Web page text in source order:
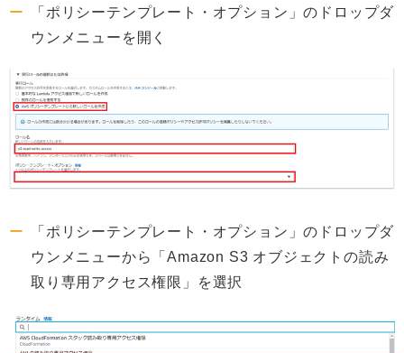
「ポリシーテンプレート・オプション」のドロップダ
ウンメニューを開く
「ポリシーテンプレート・オプション」のドロップダ
ウンメニューから「Amazon S3 オブジェクトの読み
取り専用アクセス権限」を選択